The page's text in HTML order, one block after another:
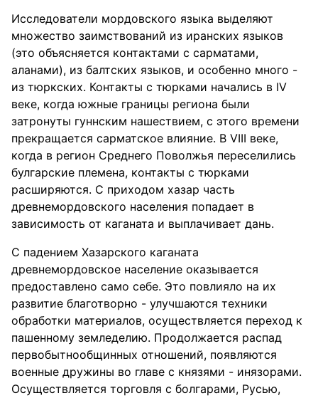
Исследователи мордовского языка выделяют
множество заимствований из иранских языков
(это объясняется контактами с сарматами,
аланами), из балтских языков, и особенно много -
из тюркских. Контакты с тюрками начались в IV
веке, когда южные границы региона были
затронуты гуннским нашествием, с этого времени
прекращается сарматское влияние. В VIII веке,
когда в регион Среднего Поволжья переселились
булгарские племена, контакты с тюрками
расширяются. С приходом хазар часть
древнемордовского населения попадает в
зависимость от каганата и выплачивает дань.
С падением Хазарского каганата
древнемордовское население оказывается
предоставлено само себе. Это повлияло на их
развитие благотворно - улучшаются техники
обработки материалов, осуществляется переход к
пашенному земледелию. Продолжается распад
первобытнообщинных отношений, появляются
военные дружины во главе с князями - инязорами.
Осуществляется торговля с болгарами, Русью,